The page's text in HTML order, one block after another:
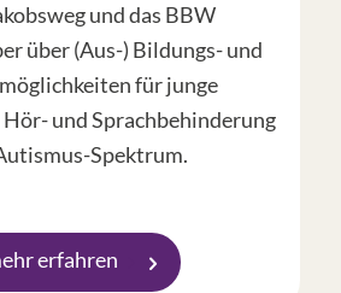
und das BBW
über (Aus-) Bildungs- und
für junge
und Sprachbehinderung
Spektrum.
erfahren